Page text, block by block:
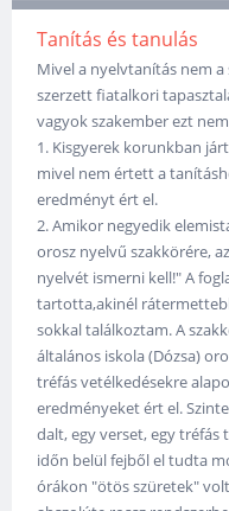
Tanítás és tanulás
Mivel a nyelvtanítás nem
szerzett fiatalkori
vagyok szakember ezt
1. Kisgyerek korunkban
mivel nem értett a
eredményt ért el.
2. Amikor negyedik
orosz nyelvű szakkörére,
nyelvét ismerni kell!" A
tartotta,akinél
sokkal találkoztam. A
általános iskola (Dózsa)
tréfás vetélkedésekre
eredményeket ért el.
dalt, egy verset, egy
időn belül fejből el tudta
órákon "ötös szüretek"